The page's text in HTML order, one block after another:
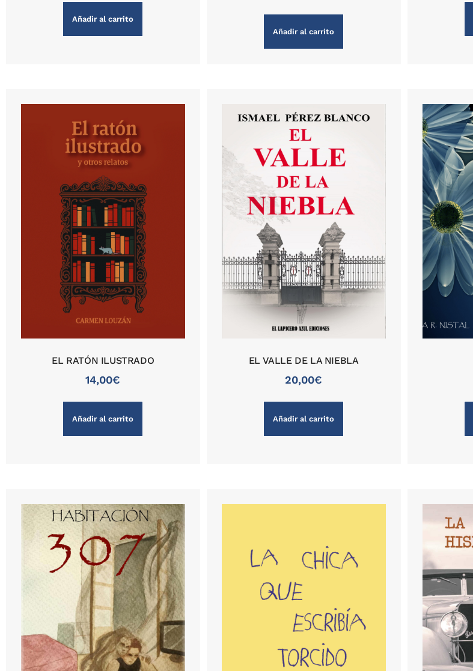
Añadir al carrito
Añadir al carrito
EL RATÓN ILUSTRADO
14,00€
Añadir al carrito
EL VALLE DE LA NIEBLA
20,00€
Añadir al carrito